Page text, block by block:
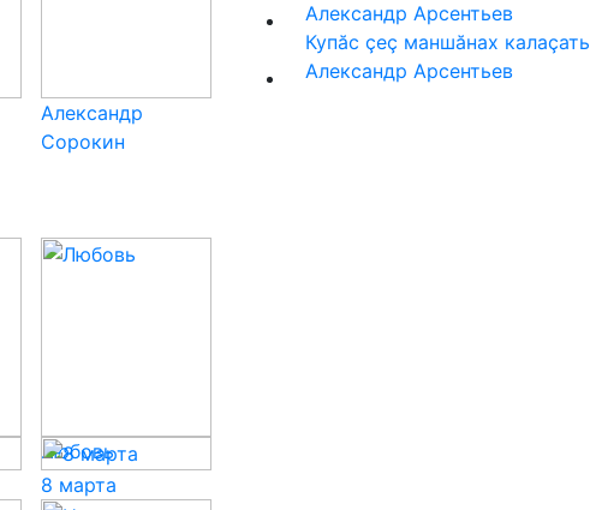
Александр
Сорокин
Любовь
8 марта
Александр Арсентьев
Купăс çеç маншăнах калаçать
Александр Арсентьев